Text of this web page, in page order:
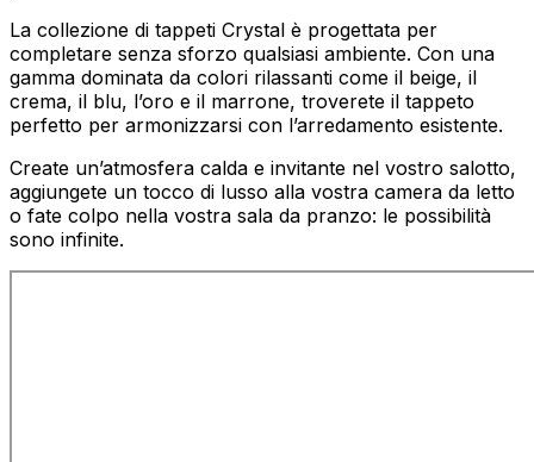
La collezione di tappeti Crystal è progettata per
completare senza sforzo qualsiasi ambiente. Con una
gamma dominata da colori rilassanti come il beige, il
crema, il blu, l’oro e il marrone, troverete il tappeto
perfetto per armonizzarsi con l’arredamento esistente.
Create un’atmosfera calda e invitante nel vostro salotto,
aggiungete un tocco di lusso alla vostra camera da letto
o fate colpo nella vostra sala da pranzo: le possibilità
sono infinite.